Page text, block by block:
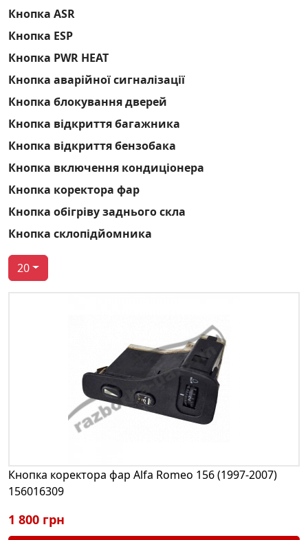
Кнопка ASR
Кнопка ESP
Кнопка PWR HEAT
Кнопка аварійної сигналізації
Кнопка блокування дверей
Кнопка відкриття багажника
Кнопка відкриття бензобака
Кнопка включення кондиціонера
Кнопка коректора фар
Кнопка обігріву заднього скла
Кнопка склопідйомника
20
Кнопка коректора фар Alfa Romeo 156 (1997-2007)
156016309
1 800 грн